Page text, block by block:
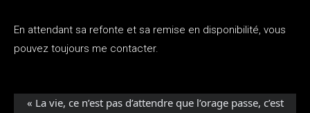
En attendant sa refonte et sa remise en disponibilité, vous
pouvez toujours me contacter.
« La vie, ce n’est pas d’attendre que l’orage passe, c’est